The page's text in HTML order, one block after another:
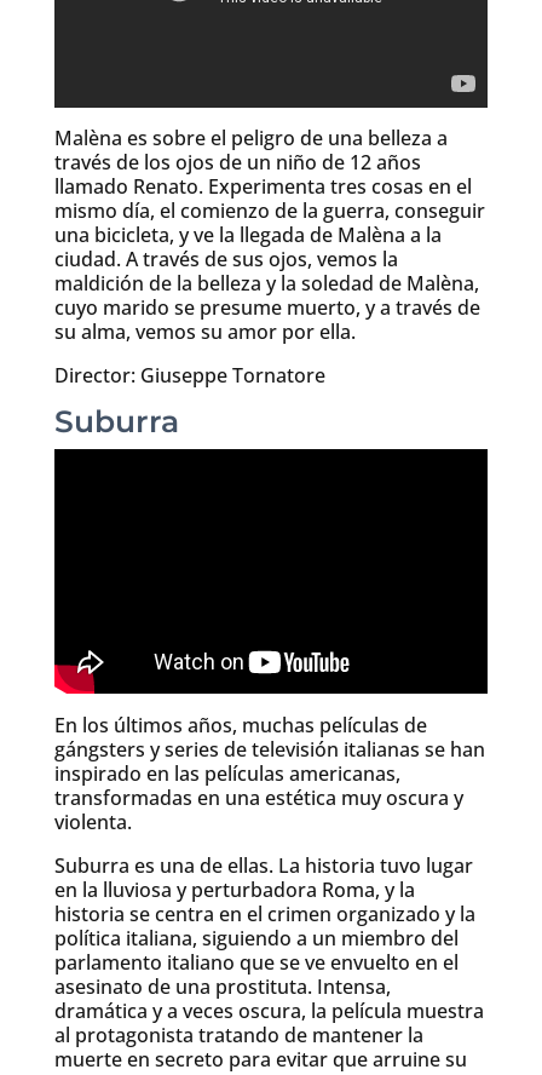
Malèna es sobre el peligro de una belleza a
través de los ojos de un niño de 12 años
llamado Renato. Experimenta tres cosas en el
mismo día, el comienzo de la guerra, conseguir
una bicicleta, y ve la llegada de Malèna a la
ciudad. A través de sus ojos, vemos la
maldición de la belleza y la soledad de Malèna,
cuyo marido se presume muerto, y a través de
su alma, vemos su amor por ella.
Director: Giuseppe Tornatore
Suburra
En los últimos años, muchas películas de
gángsters y series de televisión italianas se han
inspirado en las películas americanas,
transformadas en una estética muy oscura y
violenta.
Suburra es una de ellas. La historia tuvo lugar
en la lluviosa y perturbadora Roma, y la
historia se centra en el crimen organizado y la
política italiana, siguiendo a un miembro del
parlamento italiano que se ve envuelto en el
asesinato de una prostituta. Intensa,
dramática y a veces oscura, la película muestra
al protagonista tratando de mantener la
muerte en secreto para evitar que arruine su